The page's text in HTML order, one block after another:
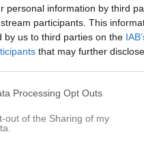
personal information by third
participants. This
by us to third parties on the
that may further
Processing Opt Outs
out of the Sharing of my
13/12
2024 0